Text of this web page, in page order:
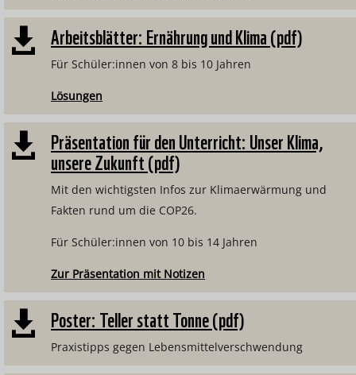
 Arbeitsblätter: Ernährung und Klima (pdf)
Für Schüler:innen von 8 bis 10 Jahren
Lösungen
 Präsentation für den Unterricht: Unser Klima,
unsere Zukunft (pdf)
Mit den wichtigsten Infos zur Klimaerwärmung und
Fakten rund um die COP26.
Für Schüler:innen von 10 bis 14 Jahren
Zur Präsentation mit Notizen
 Poster: Teller statt Tonne (pdf)
Praxistipps gegen Lebensmittelverschwendung